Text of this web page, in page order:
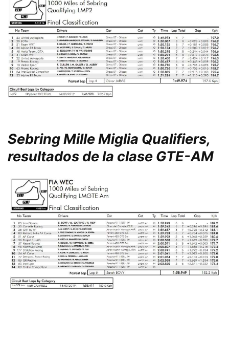
Sebring Mille Miglia Qualifiers,
resultados de la clase GTE-AM